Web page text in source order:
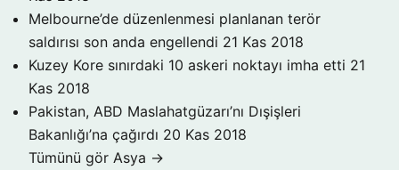
Melbourne’de düzenlenmesi planlanan terör
saldırısı son anda engellendi 21 Kas 2018
Kuzey Kore sınırdaki 10 askeri noktayı imha etti 21
Kas 2018
Pakistan, ABD Maslahatgüzarı’nı Dışişleri
Bakanlığı’na çağırdı 20 Kas 2018
Tümünü gör Asya →